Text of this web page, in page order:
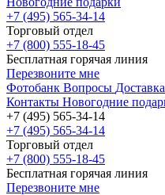
+7 (495) 565-34-14
Торговый отдел
+7 (800) 555-18-45
Бесплатная горячая линия
Перезвоните мне
Фотобанк Вопросы
Контакты Новогодние
+7 (495) 565-34-14
+7 (495) 565-34-14
Торговый отдел
+7 (800) 555-18-45
Бесплатная горячая линия
Перезвоните мне